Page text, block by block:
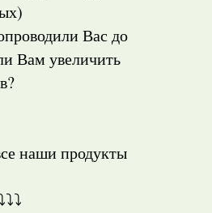
Вас до
Вам увеличить
наши продукты